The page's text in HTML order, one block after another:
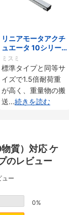
リニアモータアクチ
ュエータ 10シリー
ズ 標準タイプ 重荷
重 インクリメンタ
ル・アブソリュート
仕様
ミスミ
標準タイプと同等サ
イズで1.5倍耐荷重
が高く、重量物の搬
送...続きを読む
質）対応 ケ
のレビュー
ュー
0%